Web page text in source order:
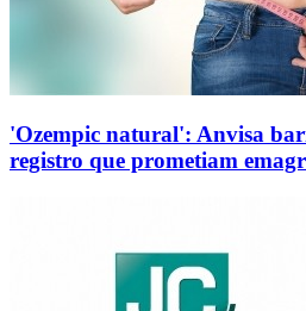
'Ozempic natural': Anvisa
registro que prometiam